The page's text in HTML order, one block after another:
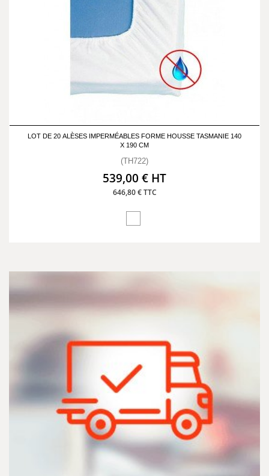
LOT DE 20 ALÈSES IMPERMÉABLES FORME HOUSSE TASMANIE 140
X 190 CM
(TH722)
539,00 € HT
646,80 € TTC